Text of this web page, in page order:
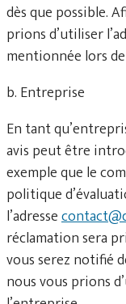
dès que possible.
prions d’utiliser
mentionnée lors de
b. Entreprise
En tant
avis peut être
exemple que le
politique
l’adresse
réclamation sera
vous serez notifié
nous vous prions